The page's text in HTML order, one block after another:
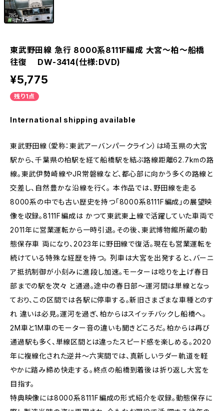
東武野田線 急行 8000系8111F編成 大宮～柏～船橋
往復 DW-3414(仕様:DVD)
¥5,775
残り1点
International shipping available
東武野田線（愛称：東武アーバンパークライン）は埼玉県の大宮
駅から、千葉県の柏駅を経て船橋駅を結ぶ路線距離62.7kmの路
線。東武伊勢崎線やJR常磐線など、都心部に向かう多くの路線と
交差し、自然豊かな沿線を行く。 本作品では、野田線を走る
8000系の中でも古い歴史を持つ「8000系8111F編成」の展望映
像を収録。8111F編成は かつて東武東上線で活躍していた車両で
2011年に営業運転から一時引退。その後、東武博物館所蔵の動
態保存車 両になり、2023年に野田線で復活。現在も営業運転を
続けている特殊な経歴を持つ。 列車は大宮を出発すると、バーニ
ア抵抗制御が小刻みに進段し加速。モーターは唸りを上げ春日
部までの駅を次々 と通過。途中の春日部～運河間は単線となっ
ており、この区間では各駅に停車する。新旧さまざまな車種とのす
れ 違いは必見。運河を過ぎ、柏からはスイッチバックし船橋へ。
2M車と1M車のモーター音の違いも聞きどころだ。柏からは再び
通過駅も多く、単線区間とは違ったスピード感を楽しめる。2020
年に複線化された逆井～六実間では、真新しいラダー軌道を軽
やかに踏み締め快走する。終点の船橋到着後は折り返し大宮を
目指す。
特典映像には8000系8111F編成の形式紹介を収録。動態保存に